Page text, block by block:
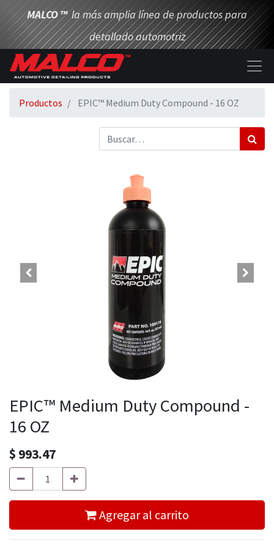
MALCO™ la más amplia línea de productos para
detallado automotriz
Productos EPIC™ Medium Duty Compound - 16 OZ
EPIC™ Medium Duty Compound -
16 OZ
$ 993.47
Agregar al carrito